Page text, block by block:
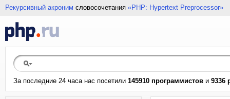
Рекурсивный акроним словосочетания «PHP: Hypertext Preprocessor»
За последние 24 часа нас посетили 145910 программистов и 9336